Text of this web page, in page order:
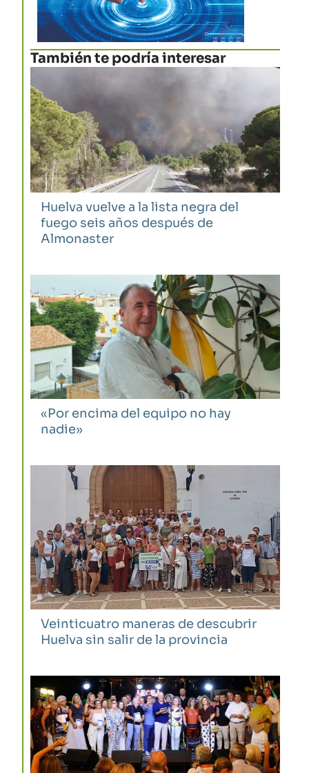
También te podría interesar
Huelva vuelve a la lista negra del
fuego seis años después de
Almonaster
«Por encima del equipo no hay
nadie»
Veinticuatro maneras de descubrir
Huelva sin salir de la provincia